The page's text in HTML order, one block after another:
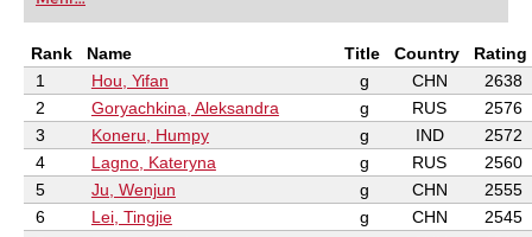
Rank Name Title Country
Rating
1
Hou, Yifan g CHN
2638
2
Goryachkina, Aleksandra g RUS
2576
3
Koneru, Humpy g IND
2572
4
Lagno, Kateryna g RUS
2560
5
Ju, Wenjun g CHN
2555
6
Lei, Tingjie g CHN
2545